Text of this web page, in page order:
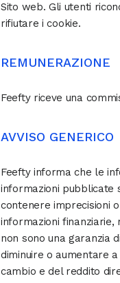
Sito web. Gli utenti
rifiutare i cookie.
REMUNERAZIONE
Feefty riceve una
AVVISO GENERICO
Feefty informa che le
informazioni pubblicate
contenere imprecisioni
informazioni
non sono una garanzia
diminuire o aumentare
cambio e del reddito